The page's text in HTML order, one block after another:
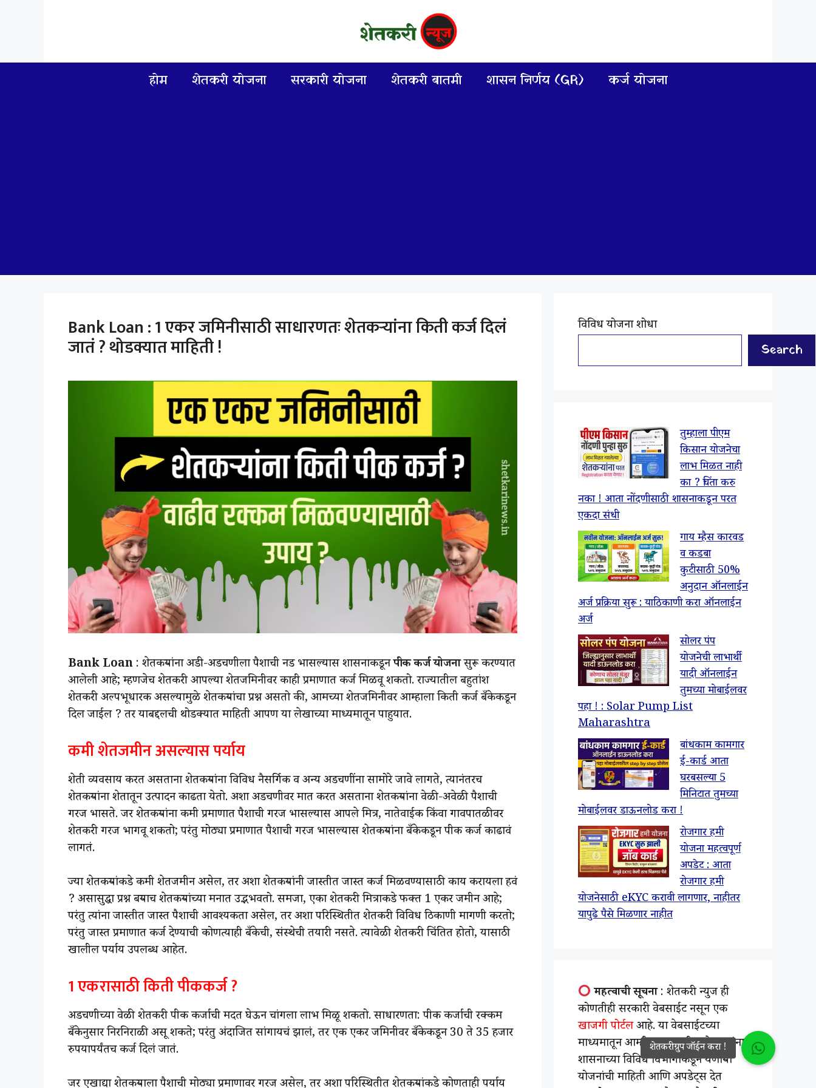
होम शेतकरी योजना सरकारी योजना शेतकरी बातमी शासन निर्णय (GR) कर्ज योजना
Bank Loan : 1 एकर जमिनीसाठी साधारणतः शेतकऱ्यांना किती कर्ज दिलं
जातं ? थोडक्यात माहिती !
Bank Loan : शेतकऱ्यांना अडी-अडचणीला पैशाची नड भासल्यास शासनाकडूनपीक कर्ज योजनासुरू करण्यात
आलेली आहे; म्हणजेच शेतकरी आपल्या शेतजमिनीवर काही प्रमाणात कर्ज मिळवू शकतो. राज्यातील बहुतांश
शेतकरी अल्पभूधारक असल्यामुळे शेतकऱ्यांचा प्रश्न असतो की, आमच्या शेतजमिनीवर आम्हाला किती कर्ज बँकेकडून
दिल जाईल ? तर याबद्दलची थोडक्यात माहिती आपण या लेखाच्या माध्यमातून पाहुयात.
कमी शेतजमीन असल्यास पर्याय
शेती व्यवसाय करत असताना शेतकऱ्यांना विविध नैसर्गिक व अन्य अडचणींना सामोरे जावे लागते, त्यानंतरच
शेतकऱ्यांना शेतातून उत्पादन काढता येतो. अशा अडचणीवर मात करत असताना शेतकऱ्यांना वेळी-अवेळी पैशाची
गरज भासते. जर शेतकऱ्यांना कमी प्रमाणात पैशाची गरज भासल्यास आपले मित्र, नातेवाईक किंवा गावपातळीवर
शेतकरी गरज भागवू शकतो; परंतु मोठ्या प्रमाणात पैशाची गरज भासल्यास शेतकऱ्यांना बँकेकडून पीक कर्ज काढावं
लागतं.
ज्या शेतकऱ्यांकडे कमी शेतजमीन असेल, तर अशा शेतकऱ्यांनी जास्तीत जास्त कर्ज मिळवण्यासाठी काय करायला हवं
? असासुद्धा प्रश्न बऱ्याच शेतकऱ्यांच्या मनात उद्भभवतो. समजा, एका शेतकरी मित्राकडे फक्त 1 एकर जमीन आहे;
परंतु त्यांना जास्तीत जास्त पैशाची आवश्यकता असेल, तर अशा परिस्थितीत शेतकरी विविध ठिकाणी मागणी करतो;
परंतु जास्त प्रमाणात कर्ज देण्याची कोणत्याही बँकेची, संस्थेची तयारी नसते. त्यावेळी शेतकरी चिंतित होतो, यासाठी
खालील पर्याय उपलब्ध आहेत.
1 एकरासाठी किती पीककर्ज ?
अडचणीच्या वेळी शेतकरी पीक कर्जाची मदत घेऊन चांगला लाभ मिळू शकतो. साधारणता: पीक कर्जाची रक्कम
बँकेनुसार निरनिराळी असू शकते; परंतु अंदाजित सांगायचं झालं, तर एक एकर जमिनीवर बँकेकडून 30 ते 35 हजार
रुपयापर्यंतच कर्ज दिलं जातं.
विविध योजना शोधा
Search
तुम्हाला पीएम
किसान योजनेचा
लाभ मिळत नाही
का ? चिंता करु
नका ! आता नोंदणीसाठी शासनाकडून परत
एकदा संधी
गाय म्हैस कारवड
व कडबा
कुटीसाठी 50%
अनुदान ऑनलाईन
अर्ज प्रक्रिया सुरू : याठिकाणी करा ऑनलाईन
अर्ज
सोलर पंप
योजनेची लाभार्थी
यादी ऑनलाईन
तुमच्या मोबाईलवर
पहा ! : Solar Pump List
Maharashtra
बांधकाम कामगार
ई-कार्ड आता
घरबसल्या 5
मिनिटात तुमच्या
मोबाईलवर डाऊनलोड करा !
रोजगार हमी
योजना महत्वपूर्ण
अपडेट : आता
रोजगार हमी
योजनेसाठी eKYC करावी लागणार, नाहीतर
यापुढे पैसे मिळणार नाहीत
महत्वाची सूचना: शेतकरी न्युज ही
कोणतीही सरकारी वेबसाईट नसून एक
खाजगी पोर्टलआहे. या वेबसाईटच्या
माध्यमातून आम्ही महाराष्ट्रातील शेतकऱ्यांना
शासनाच्या विविध विभागाकडून येणाऱ्या
योजनांची माहिती आणि अपडेट्स देत